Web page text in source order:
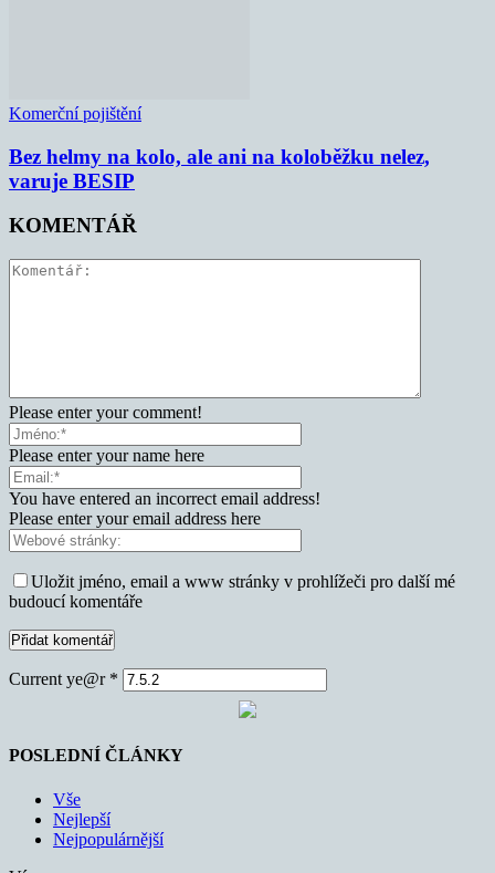
Komerční pojištění
Bez helmy na kolo, ale ani na koloběžku nelez,
varuje BESIP
KOMENTÁŘ
Please enter your comment!
Please enter your name here
You have entered an incorrect email address!
Please enter your email address here
Uložit jméno, email a www stránky v prohlížeči pro další mé
budoucí komentáře
Current ye@r *
POSLEDNÍ ČLÁNKY
Vše
Nejlepší
Nejpopulárnější